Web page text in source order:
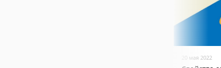
20 мая 2022